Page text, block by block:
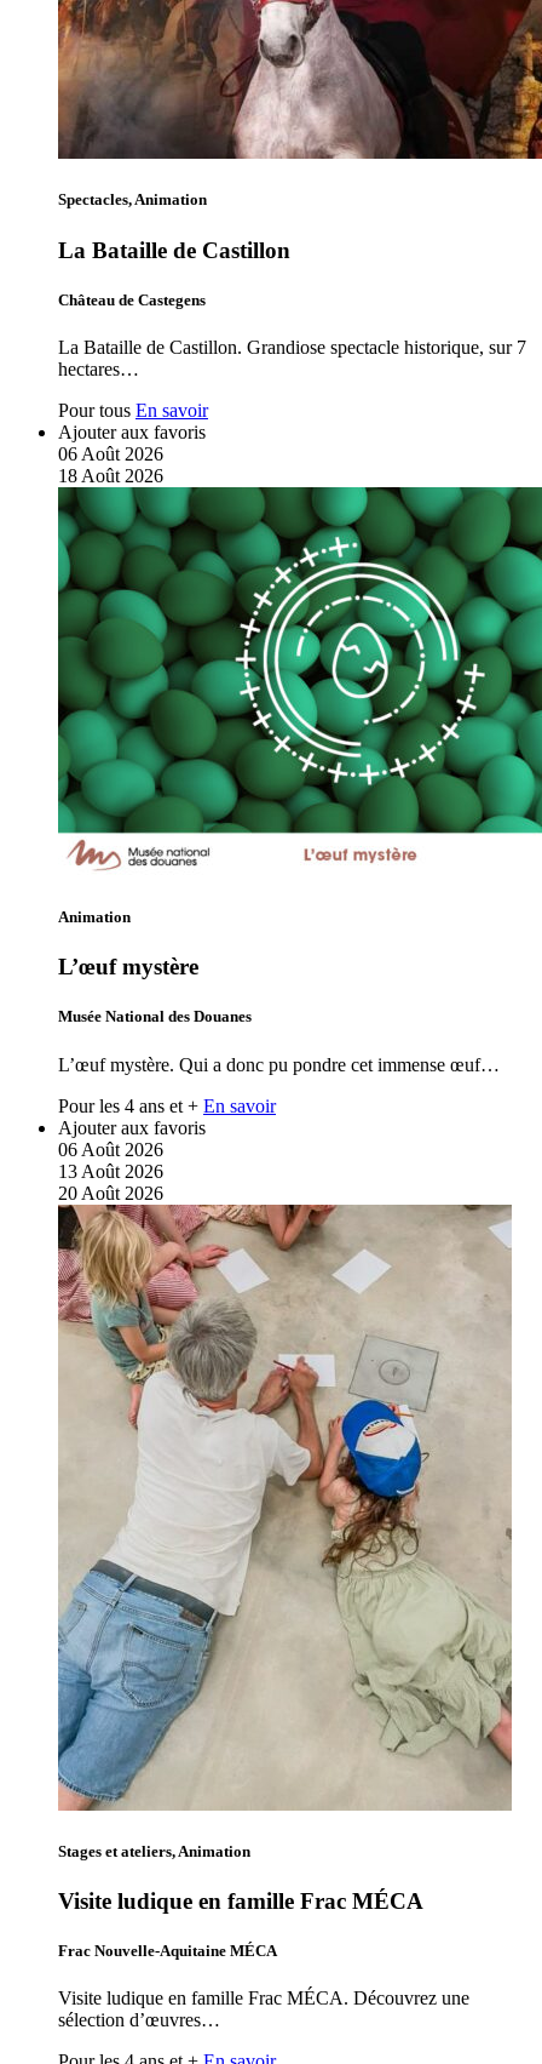
Spectacles, Animation
La Bataille de Castillon
Château de Castegens
La Bataille de Castillon. Grandiose spectacle historique, sur 7
hectares…
Pour tous En savoir
Ajouter aux favoris
06 Août 2026
18 Août 2026
Animation
L’œuf mystère
Musée National des Douanes
L’œuf mystère. Qui a donc pu pondre cet immense œuf…
Pour les 4 ans et + En savoir
Ajouter aux favoris
06 Août 2026
13 Août 2026
20 Août 2026
Stages et ateliers, Animation
Visite ludique en famille Frac MÉCA
Frac Nouvelle-Aquitaine MÉCA
Visite ludique en famille Frac MÉCA. Découvrez une
sélection d’œuvres…